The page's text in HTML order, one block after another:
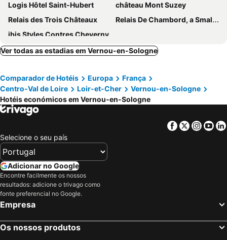
Logis Hôtel Saint-Hubert
château Mont Suzey
Relais des Trois Châteaux
Relais De Chambord, a Small Luxury Hotel of the World
ibis Styles Contres Cheverny
Ver todas as estadias em Vernou-en-Sologne
Comparador de Hotéis Europa
França
Centro-Val de Loire
Loir-et-Cher
Vernou-en-Sologne
Hotéis económicos em Vernou-en-Sologne
Facebook
Twitter
Selecione o seu país
Adicionar no Google
Encontre facilmente os nossos
resultados: adicione o trivago como
fonte preferencial no Google.
Empresa
Os nossos produtos